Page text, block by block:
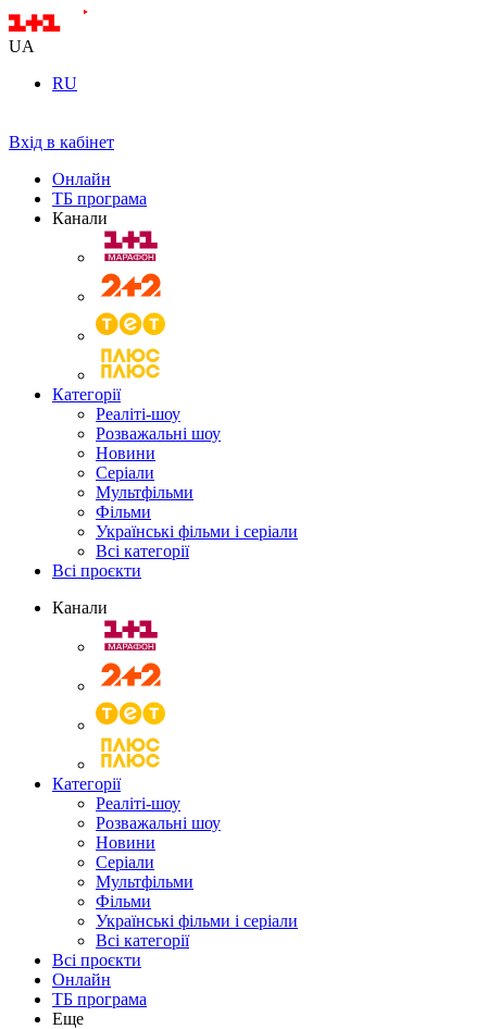
UA
RU
Вхід в кабінет
Онлайн
ТБ програма
Канали
Категорії
Реаліті-шоу
Розважальні шоу
Новини
Серіали
Мультфільми
Фільми
Українські фільми і серіали
Всі категорії
Всі проєкти
Канали
Категорії
Реаліті-шоу
Розважальні шоу
Новини
Серіали
Мультфільми
Фільми
Українські фільми і серіали
Всі категорії
Всі проєкти
Онлайн
ТБ програма
Еще